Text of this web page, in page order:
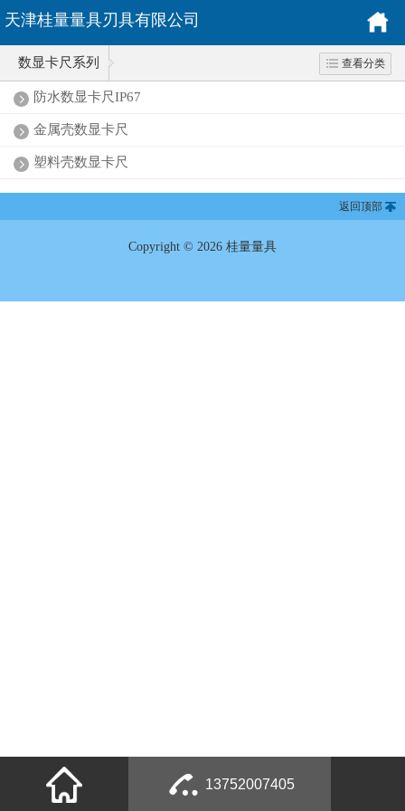
天津桂量量具刃具有限公司
数显卡尺系列 查看分类
防水数显卡尺IP67
金属壳数显卡尺
塑料壳数显卡尺
返回顶部
Copyright © 2026 桂量量具
13752007405